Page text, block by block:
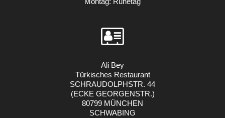
Ali Bey
Türkisches Restaurant
SCHRAUDOLPHSTR. 44
(ECKE GEORGENSTR.)
80799 MÜNCHEN
SCHWABING